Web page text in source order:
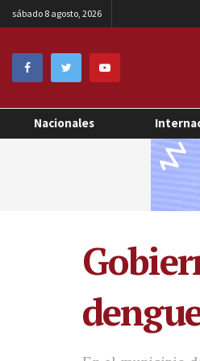
sábado 8 agosto, 2026
Nacionales